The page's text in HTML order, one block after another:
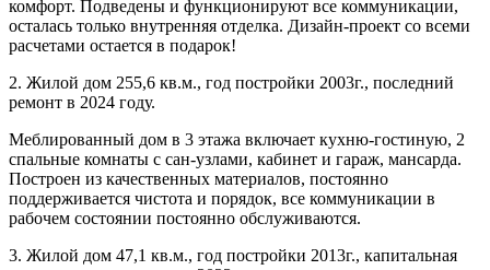
комфорт. Подведены и функционируют все коммуникации,
осталась только внутренняя отделка. Дизайн-проект со всеми
расчетами остается в подарок!
2. Жилой дом 255,6 кв.м., год постройки 2003г., последний
ремонт в 2024 году.
Меблированный дом в 3 этажа включает кухню-гостиную, 2
спальные комнаты с сан-узлами, кабинет и гараж, мансарда.
Построен из качественных материалов, постоянно
поддерживается чистота и порядок, все коммуникации в
рабочем состоянии постоянно обслуживаются.
3. Жилой дом 47,1 кв.м., год постройки 2013г., капитальная